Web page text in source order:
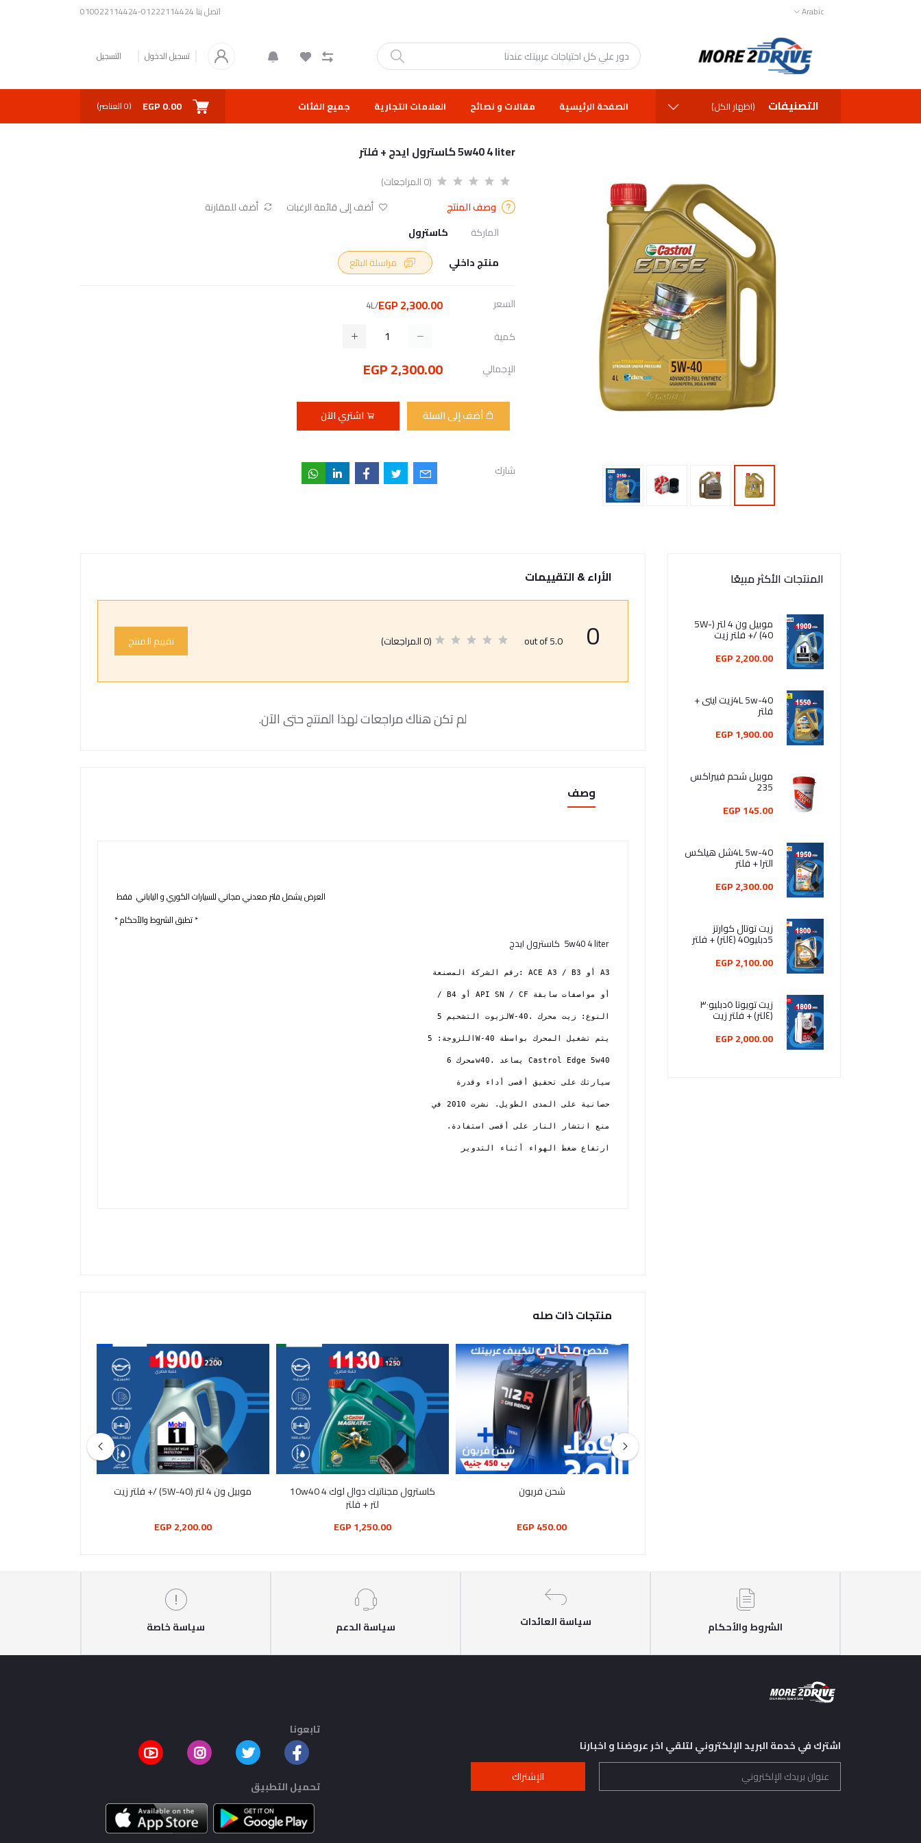
Arabic اتصل بنا 01222114424-010022114424
تسجيل الدخول التسجيل
التصنيفات (اظهار الكل) الصفحة الرئيسية مقالات و نصائح العلامات التجارية جميع الفئات 0.00 EGP
(
0العناصر)
5w40 4 liter كاسترول ايدج + فلتر
(0 المراجعات)
وصف المنتج
أضف إلى قائمة الرغبات
أضف للمقارنة
الماركة
كاسترول
منتج داخلي
السعر 2,300.00 EGP
/4L
كمية
الإجمالي
2,300.00 EGP
أضف إلى السلة اشتري الآن
شارك
المنتجات الأكثر مبيعًا
موبيل ون 4 لتر (5W-
40) /+ فلتر زيت
2,200.00 EGP
4L 5w-40زيت اينى +
فلتر
1,900.00 EGP
موبيل شحم فيبراكس
235
145.00 EGP
4L 5w-40شل هيلكس
الترا + فلتر
2,300.00 EGP
زيت توتال كوارتز
5دبليو40 (٤لتر) + فلتر
زيت
2,100.00 EGP
زيت تويوتا ٥دبليو٣٠
(٤لتر) + فلتر زيت
2,000.00 EGP
الأراء & التقييمات
0
out of 5.0 (0 المراجعات) تقييم المنتج
لم تكن هناك مراجعات لهذا المنتج حتى الآن.
وصف
العرض يشمل فلتر معدني مجاني للسيارات الكوري و الياباني فقط
* تطبق الشروط والأحكام *
5w40 4 liter كاسترول ايدج
رقم الشركة المصنعة: ACE A3 / B3 أو A3
/ B4 أو API SN / CF أو مواصفات سابقة
لزيوت التشحيم 5W-40. النوع: زيت محرك
اللزوجة: 5W-40 يتم تشغيل المحرك بواسطة
محرك 6w40. يساعد Castrol Edge 5w40
سيارتك على تحقيق أقصى أداء وقدرة
حصانية على المدى الطويل. نشرت 2010 في
منع انتشار النار على أقصى استفادة.
ارتفاع ضغط الهواء أثناء التدوير
منتجات ذات صله
شحن فريون
450.00 EGP
كاسترول مجناتيك دوال لوك 10w40 4
لتر + فلتر
1,250.00 EGP
موبيل ون 4 لتر (5W-40) /+ فلتر زيت
2,200.00 EGP
الشروط والأحكام سياسة العائدات سياسة الدعم سياسة خاصة
اشترك في خدمة البريد الإلكتروني لتلقي اخر عروضنا و اخبارنا
الإشتراك
تابعونا
تحميل التطبيق